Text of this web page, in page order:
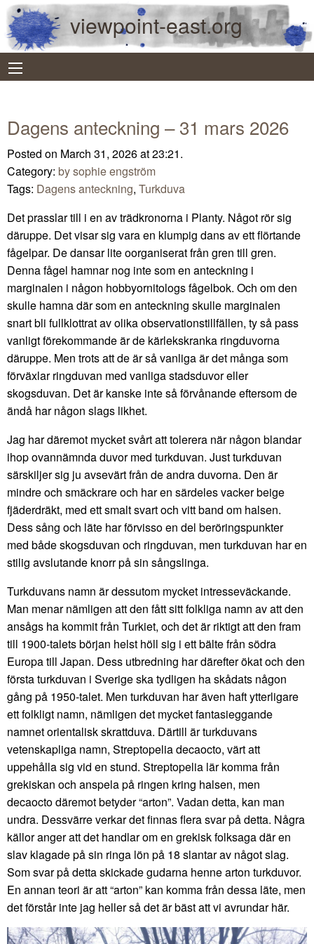
viewpoint-east.org
Dagens anteckning – 31 mars 2026
Posted on March 31, 2026 at 23:21.
Category: by sophie engström
Tags: Dagens anteckning, Turkduva
Det prasslar till i en av trädkronorna i Planty. Något rör sig
däruppe. Det visar sig vara en klumpig dans av ett flörtande
fågelpar. De dansar lite oorganiserat från gren till gren.
Denna fågel hamnar nog inte som en anteckning i
marginalen i någon hobbyornitologs fågelbok. Och om den
skulle hamna där som en anteckning skulle marginalen
snart bli fullklottrat av olika observationstillfällen, ty så pass
vanligt förekommande är de kärlekskranka ringduvorna
däruppe. Men trots att de är så vanliga är det många som
förväxlar ringduvan med vanliga stadsduvor eller
skogsduvan. Det är kanske inte så förvånande eftersom de
ändå har någon slags likhet.
Jag har däremot mycket svårt att tolerera när någon blandar
ihop ovannämnda duvor med turkduvan. Just turkduvan
särskiljer sig ju avsevärt från de andra duvorna. Den är
mindre och smäckrare och har en särdeles vacker beige
fjäderdräkt, med ett smalt svart och vitt band om halsen.
Dess sång och läte har förvisso en del beröringspunkter
med både skogsduvan och ringduvan, men turkduvan har en
stilig avslutande knorr på sin sångslinga.
Turkduvans namn är dessutom mycket intresseväckande.
Man menar nämligen att den fått sitt folkliga namn av att den
ansågs ha kommit från Turkiet, och det är riktigt att den fram
till 1900-talets början helst höll sig i ett bälte från södra
Europa till Japan. Dess utbredning har därefter ökat och den
första turkduvan i Sverige ska tydligen ha skådats någon
gång på 1950-talet. Men turkduvan har även haft ytterligare
ett folkligt namn, nämligen det mycket fantasieggande
namnet orientalisk skrattduva. Därtill är turkduvans
vetenskapliga namn, Streptopelia decaocto, värt att
uppehålla sig vid en stund. Streptopelia lär komma från
grekiskan och anspela på ringen kring halsen, men
decaocto däremot betyder “arton”. Vadan detta, kan man
undra. Dessvärre verkar det finnas flera svar på detta. Några
källor anger att det handlar om en grekisk folksaga där en
slav klagade på sin ringa lön på 18 slantar av något slag.
Som svar på detta skickade gudarna henne arton turkduvor.
En annan teori är att “arton” kan komma från dessa läte, men
det förstår inte jag heller så det är bäst att vi avrundar här.